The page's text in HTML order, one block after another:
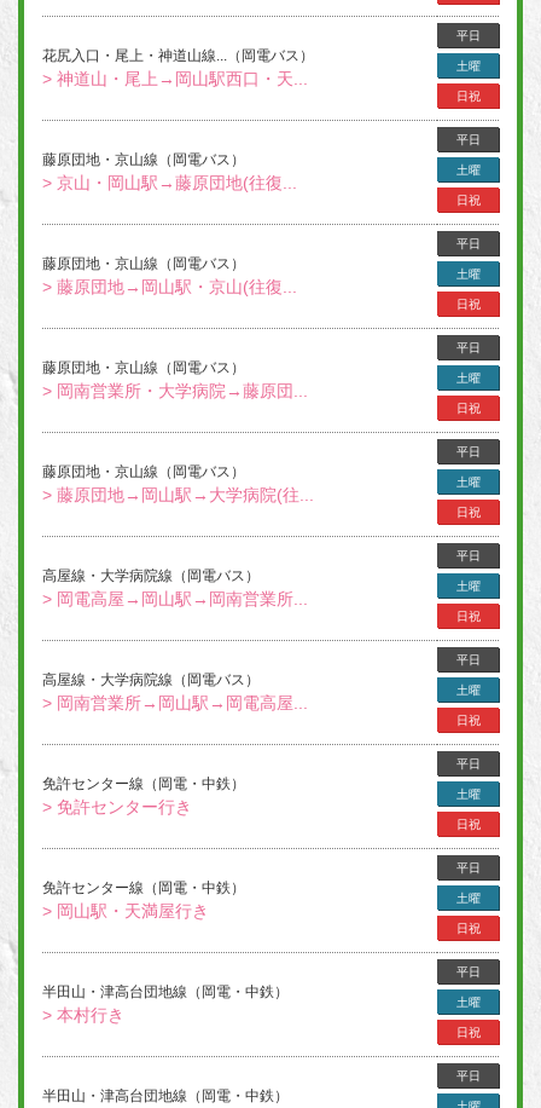
花尻入口・尾上・神道山線...（岡電バス）
> 神道山・尾上→岡山駅西口・天...
平日
土曜
日祝
藤原団地・京山線（岡電バス）
> 京山・岡山駅→藤原団地(往復...
平日
土曜
日祝
藤原団地・京山線（岡電バス）
> 藤原団地→岡山駅・京山(往復...
平日
土曜
日祝
藤原団地・京山線（岡電バス）
> 岡南営業所・大学病院→藤原団...
平日
土曜
日祝
藤原団地・京山線（岡電バス）
> 藤原団地→岡山駅→大学病院(往...
平日
土曜
日祝
高屋線・大学病院線（岡電バス）
> 岡電高屋→岡山駅→岡南営業所...
平日
土曜
日祝
高屋線・大学病院線（岡電バス）
> 岡南営業所→岡山駅→岡電高屋...
平日
土曜
日祝
免許センター線（岡電・中鉄）
> 免許センター行き
平日
土曜
日祝
免許センター線（岡電・中鉄）
> 岡山駅・天満屋行き
平日
土曜
日祝
半田山・津高台団地線（岡電・中鉄）
> 本村行き
平日
土曜
日祝
半田山・津高台団地線（岡電・中鉄）
平日